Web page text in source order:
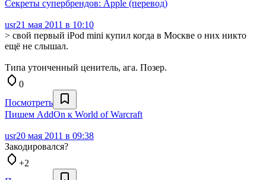
Секреты супербрендов: Apple (перевод)
usr21 мая 2011 в 10:10
> свой первый iPod mini купил когда в Москве о них никто
ещё не слышал.
Типа утонченный ценитель, ага. Позер.
0
Посмотреть
Пишем AddOn к World of Warcraft
usr20 мая 2011 в 09:38
Закодировался?
+2